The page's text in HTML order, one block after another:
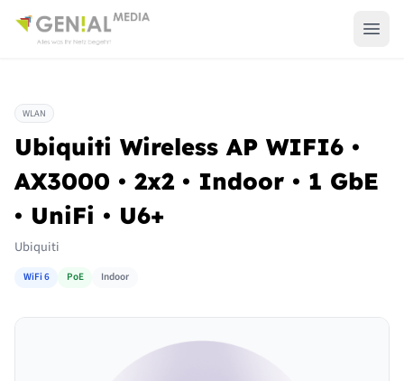
WLAN
Ubiquiti Wireless AP WIFI6 •
AX3000 • 2x2 • Indoor • 1 GbE
• UniFi • U6+
Ubiquiti
WiFi 6 PoE Indoor